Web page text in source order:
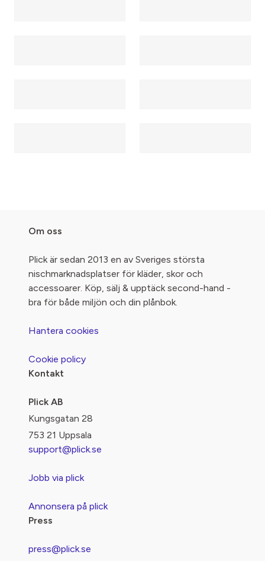
Om oss
Plick är sedan 2013 en av Sveriges största
nischmarknadsplatser för kläder, skor och
accessoarer. Köp, sälj & upptäck second-hand -
bra för både miljön och din plånbok.
Hantera cookies
Cookie policy
Kontakt
Plick AB
Kungsgatan 28
753 21 Uppsala
support@plick.se
Jobb via plick
Annonsera på plick
Press
press@plick.se